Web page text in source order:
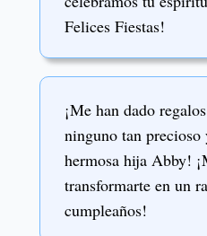
Felices Fiestas!
¡Me han dado
ninguno tan
hermosa hija Abby!
transformarte en un
cumpleaños!